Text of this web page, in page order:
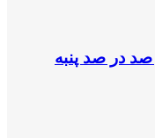
در صد پنبه